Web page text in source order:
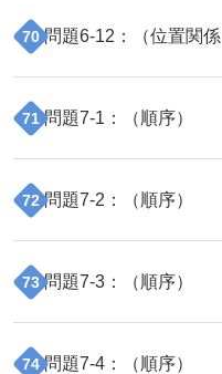
70 問題6-12 ：（位置関係
71 問題7-1 ：（順序）
72 問題7-2 ：（順序）
73 問題7-3 ：（順序）
74 問題7-4 ：（順序）